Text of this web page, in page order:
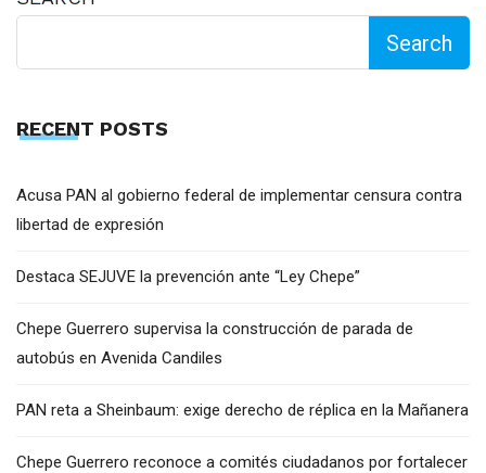
Search
RECENT POSTS
Acusa PAN al gobierno federal de implementar censura contra
libertad de expresión
Destaca SEJUVE la prevención ante “Ley Chepe”
Chepe Guerrero supervisa la construcción de parada de
autobús en Avenida Candiles
PAN reta a Sheinbaum: exige derecho de réplica en la Mañanera
Chepe Guerrero reconoce a comités ciudadanos por fortalecer